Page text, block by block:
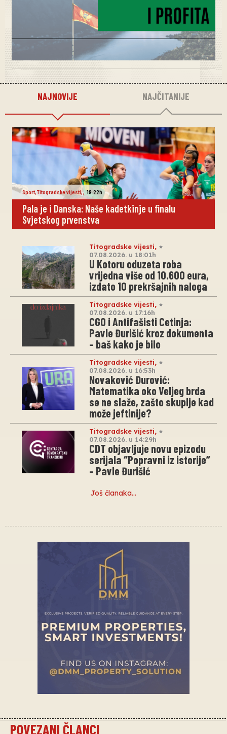
NAJNOVIJE NAJČITANIJE
Sport Titogradske vijesti,, 19:22h
Pala je i Danska: Naše kadetkinje u finalu
Svjetskog prvenstva
Titogradske vijesti,
07.08.2026. u 18:01h
U Kotoru oduzeta roba
vrijedna više od 10.600 eura,
izdato 10 prekršajnih naloga
Titogradske vijesti,
07.08.2026. u 17:16h
CGO i Antifašisti Cetinja:
Pavle Đurišić kroz dokumenta
– baš kako je bilo
Titogradske vijesti,
07.08.2026. u 16:53h
Novaković Đurović:
Matematika oko Veljeg brda
se ne slaže, zašto skuplje kad
može jeftinije?
Titogradske vijesti,
07.08.2026. u 14:29h
CDT objavljuje novu epizodu
serijala “Popravni iz istorije”
– Pavle Đurišić
Još članaka…
POVEZANI ČLANCI